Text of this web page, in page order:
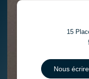
15
Nous écrire